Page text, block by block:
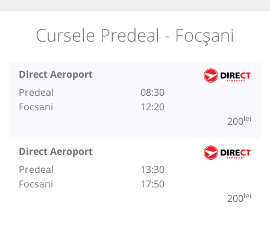
Cursele Predeal - Focșani
Direct Aeroport
Predeal
Focsani
08:30
12:20
200lei
Direct Aeroport
Predeal
Focsani
13:30
17:50
200lei